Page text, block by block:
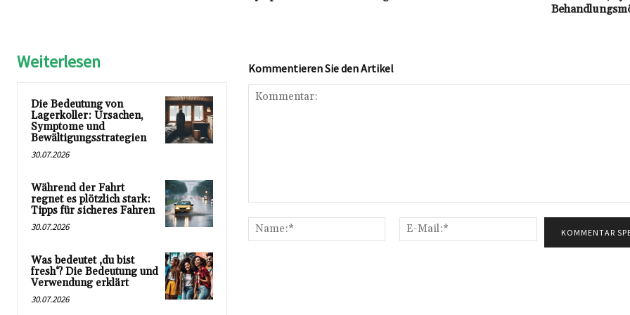
Weiterlesen
Die Bedeutung von
Lagerkoller: Ursachen,
Symptome und
Bewältigungsstrategien
30.07.2026
Während der Fahrt
regnet es plötzlich stark:
Tipps für sicheres Fahren
30.07.2026
Was bedeutet ‚du bist
fresh‘? Die Bedeutung und
Verwendung erklärt
30.07.2026
Kommentieren Sie den Artikel
Name:*
Mail:*